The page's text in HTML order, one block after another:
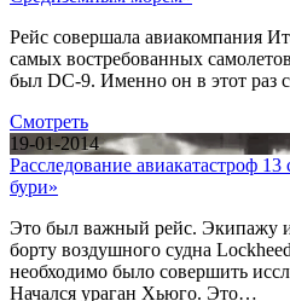
Рейс совершала авиакомпания
самых востребованных
был DC-9. Именно он в этот раз
Смотреть
19-01-2014
Расследование авиакатастроф
бури»
Это был важный рейс. Экипажу
борту воздушного судна
необходимо было совершить
Начался ураган Хьюго. Это…